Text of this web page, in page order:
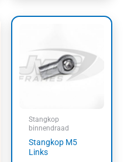
Stangkop
binnendraad
Stangkop M5
Links